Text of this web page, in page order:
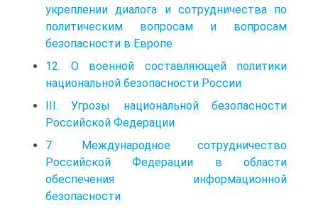
укреплении диалога и сотрудничества по
политическим вопросам и вопросам
безопасности в Европе
12. О военной составляющей политики
национальной безопасности России
III. Угрозы национальной безопасности
Российской Федерации
7. Международное сотрудничество
Российской Федерации в области
обеспечения информационной
безопасности